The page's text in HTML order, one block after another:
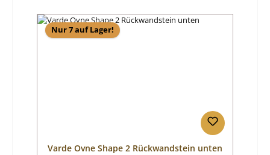
Nur 7 auf Lager!
Varde Ovne Shape 2 Rückwandstein unten